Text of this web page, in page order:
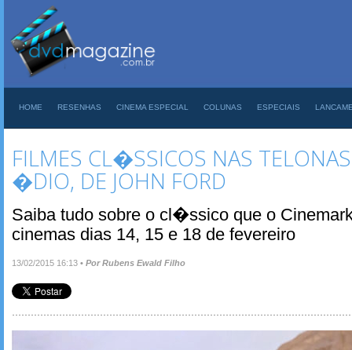
HOME RESENHAS CINEMA ESPECIAL COLUNAS ESPECIAIS
FILMES CL�SSICOS NAS
�DIO, DE JOHN FORD
Saiba tudo sobre o cl�ssico que o
cinemas dias 14, 15 e 18 de fevereiro
13/02/2015 16:13 • Por Rubens Ewald Filho